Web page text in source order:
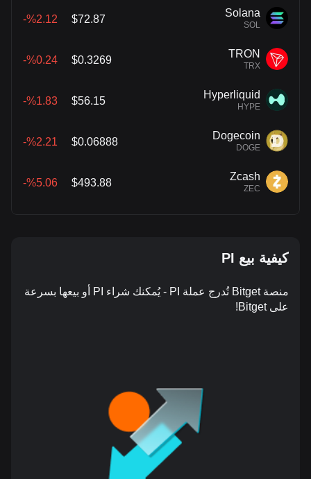
Solana
SOL
$72.87
%2.12-
TRON
TRX
$0.3269
%0.24-
Hyperliquid
HYPE
$56.15
%1.83-
Dogecoin
DOGE
$0.06888
%2.21-
Zcash
ZEC
$493.88
%5.06-
كيفية بيع PI
منصة Bitget تُدرج عملة PI - يُمكنك شراء PI أو بيعها بسرعة
على Bitget!